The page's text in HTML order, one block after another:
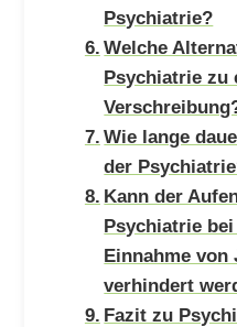
Psychiatrie?
Welche
Psychiatrie zu
Wie lange
der
Kann der
Psychiatrie
Einnahme von
verhindert
Fazit zu